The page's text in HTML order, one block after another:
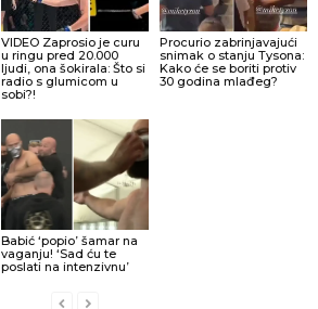
VIDEO Zaprosio je curu
u ringu pred 20.000
ljudi, ona šokirala: Što si
radio s glumicom u
sobi?!
Procurio zabrinjavajući
snimak o stanju Tysona:
Kako će se boriti protiv
30 godina mlađeg?
Babić ‘popio’ šamar na
vaganju! ‘Sad ću te
poslati na intenzivnu’